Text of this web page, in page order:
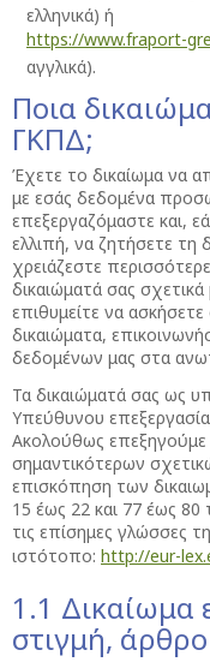
ελληνικά) ή
https://www.fraport-
αγγλικά).
Ποια
ΓΚΠΔ;
Έχετε το δικαίωμα να
με εσάς δεδομένα
επεξεργαζόμαστε και,
ελλιπή, να ζητήσετε τη
χρειάζεστε
δικαιώματά σας
επιθυμείτε να
δικαιώματα,
δεδομένων μας στα
Τα δικαιώματά σας ως
Υπεύθυνου
Ακολούθως επεξηγούμε
σημαντικότερων
επισκόπηση των
15 έως 22 και 77 έως
τις επίσημες γλώσσες
ιστότοπο: http://eur-
1.1 Δικαίωμα
στιγμή,